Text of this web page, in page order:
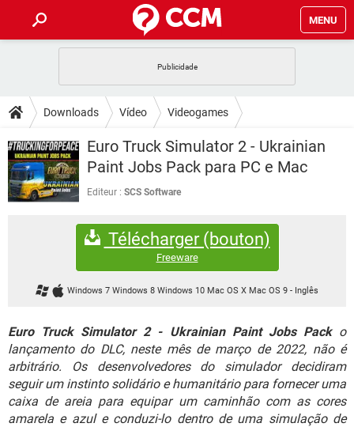
MENU
CELULAR FACEBOOK
OUTLOOK EXCEL
INSTAGRAM GMAIL
GUIA DE COMPRAS
DICAS
JOGOS WHATSAPP
CELULAR
OUTLOOK
GUIA DE COMPRAS
DOWNLOADS
JOGOS WHATSAPP
CELULAR
EXCEL
GMAIL
FÓRUM
FACEBOOK
EXCEL
INSTAGRAM GMAIL
WHATSAPP
INSTAGRAM GMAIL
GUIA DE COMPRAS
Downloads Vídeo Videogames
Euro Truck Simulator 2 - Ukrainian
Paint Jobs Pack para PC e Mac
Editeur : SCS Software
Télécharger (bouton)
Freeware
Windows 7 Windows 8 Windows 10 Mac OS X Mac OS 9 - Inglês
Euro Truck Simulator 2 - Ukrainian Paint Jobs Packo
lançamento do DLC, neste mês de março de 2022, não é
arbitrário. Os desenvolvedores do simulador decidiram
seguir um instinto solidário e humanitário para fornecer uma
caixa de areia para equipar um caminhão com as cores
amarela e azul e conduzi-lo dentro de uma simulação de